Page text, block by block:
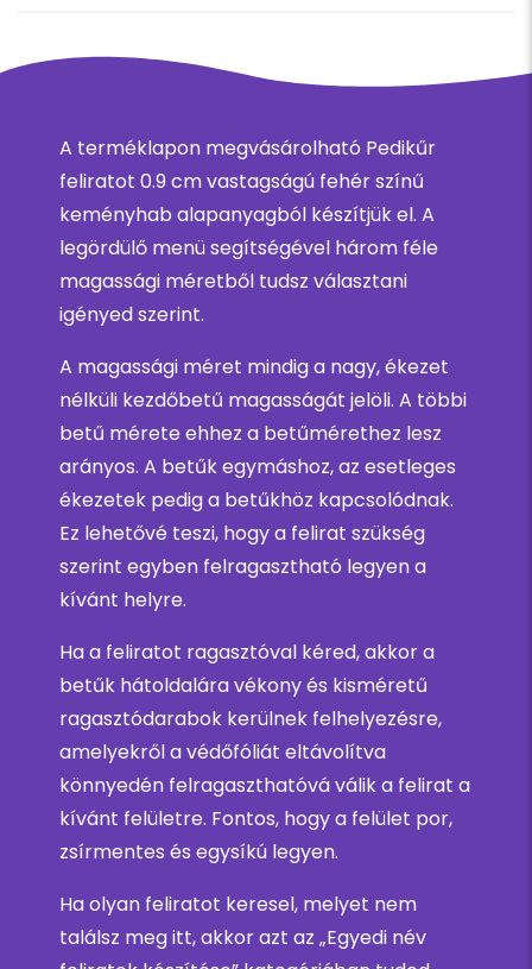
A terméklapon megvásárolható Pedikűr
feliratot 0.9 cm vastagságú fehér színű
keményhab alapanyagból készítjük el. A
legördülő menü segítségével három féle
magassági méretből tudsz választani
igényed szerint.
A magassági méret mindig a nagy, ékezet
nélküli kezdőbetű magasságát jelöli. A többi
betű mérete ehhez a betűmérethez lesz
arányos. A betűk egymáshoz, az esetleges
ékezetek pedig a betűkhöz kapcsolódnak.
Ez lehetővé teszi, hogy a felirat szükség
szerint egyben felragasztható legyen a
kívánt helyre.
Ha a feliratot ragasztóval kéred, akkor a
betűk hátoldalára vékony és kisméretű
ragasztódarabok kerülnek felhelyezésre,
amelyekről a védőfóliát eltávolítva
könnyedén felragaszthatóvá válik a felirat a
kívánt felületre. Fontos, hogy a felület por,
zsírmentes és egysíkú legyen.
Ha olyan feliratot keresel, melyet nem
találsz meg itt, akkor azt az „Egyedi név